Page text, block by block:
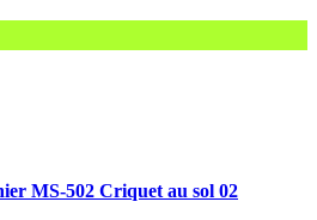
MS-502 Criquet au sol 02